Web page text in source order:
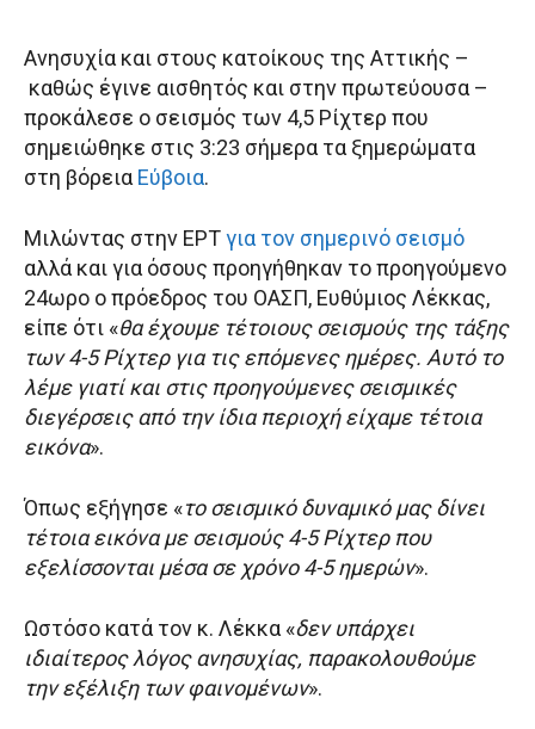
Ανησυχία και στους κατοίκους της Αττικής –
καθώς έγινε αισθητός και στην πρωτεύουσα –
προκάλεσε ο σεισμός των 4,5 Ρίχτερ που
σημειώθηκε στις 3:23 σήμερα τα ξημερώματα
στη βόρειαΕύβοια.
Μιλώντας στην ΕΡΤγια τον σημερινό σεισμό
αλλά και για όσους προηγήθηκαν το προηγούμενο
24ωρο ο πρόεδρος του ΟΑΣΠ, Ευθύμιος Λέκκας,
είπε ότι «θα έχουμε τέτοιους σεισμούς της τάξης
των 4-5 Ρίχτερ για τις επόμενες ημέρες. Αυτό το
λέμε γιατί και στις προηγούμενες σεισμικές
διεγέρσεις από την ίδια περιοχή είχαμε τέτοια
εικόνα».
Όπως εξήγησε «το σεισμικό δυναμικό μας δίνει
τέτοια εικόνα με σεισμούς 4-5 Ρίχτερ που
εξελίσσονται μέσα σε χρόνο 4-5 ημερών».
Ωστόσο κατά τον κ. Λέκκα «δεν υπάρχει
ιδιαίτερος λόγος ανησυχίας, παρακολουθούμε
την εξέλιξη των φαινομένων».